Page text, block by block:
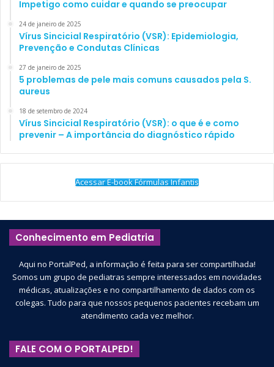
Impetigo como cuidar e quando se preocupar
24 de janeiro de 2025
Vírus Sincicial Respiratório (VSR): Epidemiologia,
Prevenção e Condutas Clínicas
27 de janeiro de 2025
5 problemas de pele mais comuns causados pela S.
aureus
18 de setembro de 2024
Vírus Sincicial Respiratório (VSR): o que é e como
prevenir – A importância do diagnóstico rápido
Acessar E-book Fórmulas Infantis
Conhecimento em Pediatria
Aqui no PortalPed, a informação é feita para ser compartilhada!
Somos um grupo de pediatras sempre interessados em novidades
médicas, atualizações e no compartilhamento de dados com os
colegas. Tudo para que nossos pequenos pacientes recebam um
atendimento cada vez melhor.
FALE COM O PORTALPED!